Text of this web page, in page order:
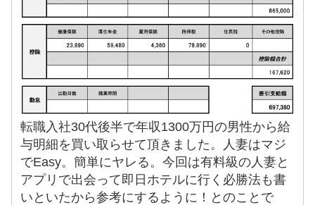
転職入社30代後半で年収1300万円の男性から給
与明細を買い取らせて頂きました。人妻はマジ
でEasy。簡単にヤレる。今回は有料級の人妻と
アプリで出会って即日ホテルに行く必勝法も書
いといたから参考にするように！とのことで